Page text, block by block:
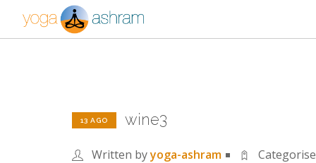
13 AGO wine3
Written byyoga-ashram